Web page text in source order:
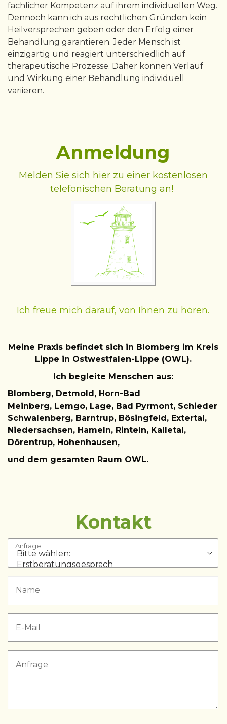
fachlicher Kompetenz auf ihrem individuellen Weg.
Dennoch kann ich aus rechtlichen Gründen kein
Heilversprechen geben oder den Erfolg einer
Behandlung garantieren. Jeder Mensch ist
einzigartig und reagiert unterschiedlich auf
therapeutische Prozesse. Daher können Verlauf
und Wirkung einer Behandlung individuell
variieren.
Anmeldung
Melden Sie sich hier zu einer kostenlosen
telefonischen Beratung an!
Ich freue mich darauf, von Ihnen zu hören.
Meine Praxis befindet sich in Blomberg im Kreis
Lippe in Ostwestfalen-Lippe (OWL).
Ich begleite Menschen aus:
Blomberg, Detmold, Horn-Bad
Meinberg, Lemgo, Lage, Bad Pyrmont, Schieder
Schwalenberg, Barntrup, Bösingfeld, Extertal,
Niedersachsen, Hameln, Rinteln, Kalletal,
Dörentrup, Hohenhausen,
und dem gesamten Raum OWL.
Kontakt
Anfrage